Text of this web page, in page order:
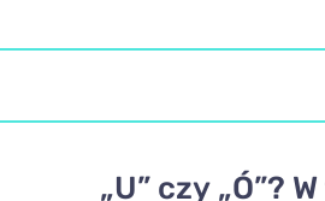
„U” czy „Ó”?